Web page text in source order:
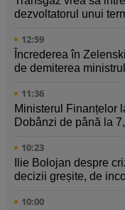
dezvoltatorul unui
12:59
Încrederea în
de demiterea
11:36
Ministerul Finanțelor
Dobânzi de până la
10:23
Ilie Bolojan despre
decizii greșite, de
10:00